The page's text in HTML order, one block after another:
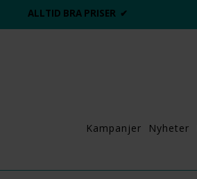
ALLTID BRA PRISER ✔
Kampanjer Nyheter